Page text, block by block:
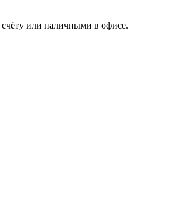
или наличными в офисе.